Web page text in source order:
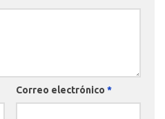
Correo electrónico *